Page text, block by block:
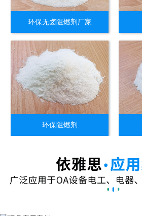
环保无卤阻燃剂厂家
环保阻燃剂